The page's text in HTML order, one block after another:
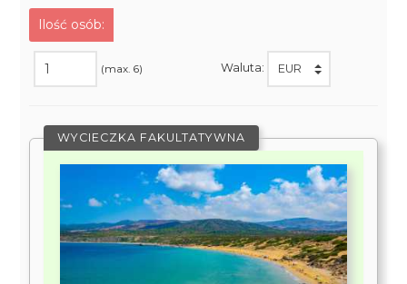
Ilość osób:
(max. 6) Waluta:
WYCIECZKA FAKULTATYWNA